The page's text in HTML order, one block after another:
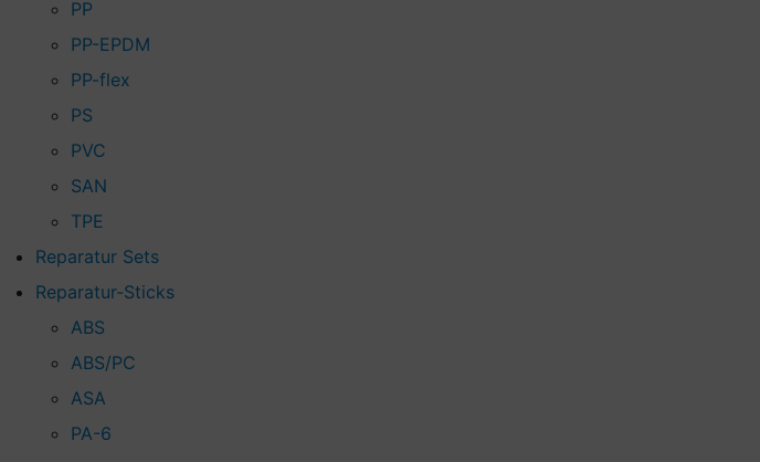
PP
PP-EPDM
PP-flex
PS
PVC
SAN
TPE
Reparatur Sets
Reparatur-Sticks
ABS
ABS/PC
ASA
PA-6